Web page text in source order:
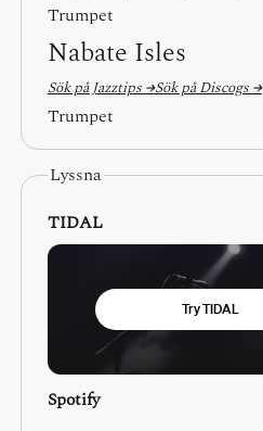
Trumpet
Nabate Isles
Sök på Jazztips →Sök på Discogs →
Trumpet
Lyssna
TIDAL
Spotify